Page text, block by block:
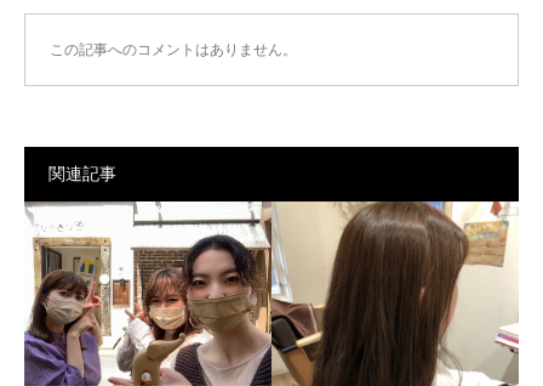
この記事へのコメントはありません。
関連記事